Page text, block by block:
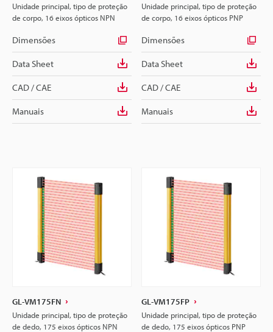
Unidade principal, tipo de proteção
de corpo, 16 eixos ópticos NPN
Dimensões
Data Sheet
CAD / CAE
Manuais
Unidade principal, tipo de proteção
de corpo, 16 eixos ópticos PNP
Dimensões
Data Sheet
CAD / CAE
Manuais
GL-VM175FN
Unidade principal, tipo de proteção
de dedo, 175 eixos ópticos NPN
GL-VM175FP
Unidade principal, tipo de proteção
de dedo, 175 eixos ópticos PNP